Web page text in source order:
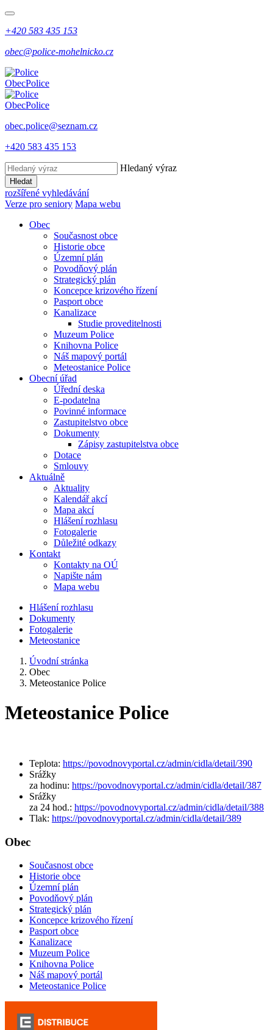
+420 583 435 153
obec@police-mohelnicko.cz
ObecPolice
ObecPolice
obec.police@seznam.cz
+420 583 435 153
Hledaný výraz
Hledat
rozšířené vyhledávání
Verze pro seniory Mapa webu
Obec
Současnost obce
Historie obce
Územní plán
Povodňový plán
Strategický plán
Koncepce krizového řízení
Pasport obce
Kanalizace
Studie proveditelnosti
Muzeum Police
Knihovna Police
Náš mapový portál
Meteostanice Police
Obecní úřad
Úřední deska
E-podatelna
Povinné informace
Zastupitelstvo obce
Dokumenty
Zápisy zastupitelstva obce
Dotace
Smlouvy
Aktuálně
Aktuality
Kalendář akcí
Mapa akcí
Hlášení rozhlasu
Fotogalerie
Důležité odkazy
Kontakt
Kontakty na OÚ
Napište nám
Mapa webu
Hlášení rozhlasu
Dokumenty
Fotogalerie
Meteostanice
Úvodní stránka
Obec
Meteostanice Police
Meteostanice Police
Teplota: https://povodnovyportal.cz/admin/cidla/detail/390
Srážky
za hodinu: https://povodnovyportal.cz/admin/cidla/detail/387
Srážky
za 24 hod.: https://povodnovyportal.cz/admin/cidla/detail/388
Tlak: https://povodnovyportal.cz/admin/cidla/detail/389
Obec
Současnost obce
Historie obce
Územní plán
Povodňový plán
Strategický plán
Koncepce krizového řízení
Pasport obce
Kanalizace
Muzeum Police
Knihovna Police
Náš mapový portál
Meteostanice Police